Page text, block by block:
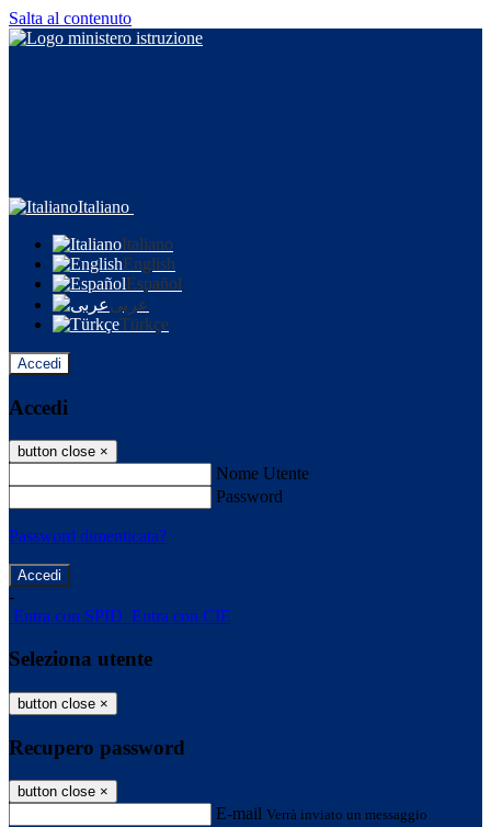
Salta al contenuto
Italiano
Italiano
English
Español
عربى
Türkçe
Accedi
Accedi
button close ×
Nome Utente
Password
Password dimenticata?
-
Entra con SPID Entra con CIE
Seleziona utente
button close ×
Recupero password
button close ×
E-mail Verrà inviato un messaggio